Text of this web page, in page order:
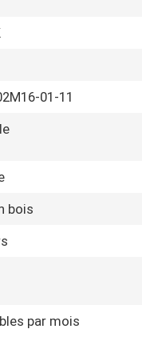
01-11
bois
par mois